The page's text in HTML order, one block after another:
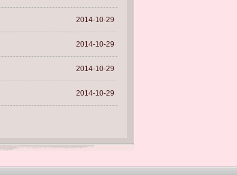
2014-10-29
2014-10-29
2014-10-29
2014-10-29